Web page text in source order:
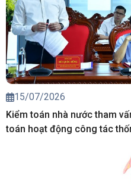
15/07/2026
Kiểm toán nhà nước tham
toán hoạt động công tác